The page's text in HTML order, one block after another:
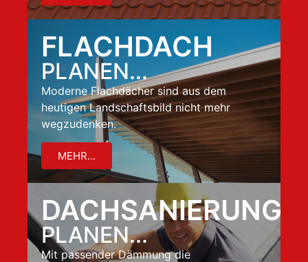
FLACHDACH
PLANEN...
Moderne Flachdächer sind aus dem
heutigen Landschaftsbild nicht mehr
wegzudenken.
MEHR...
DACHSANIERUNG
PLANEN...
Mit passender Dämmung die